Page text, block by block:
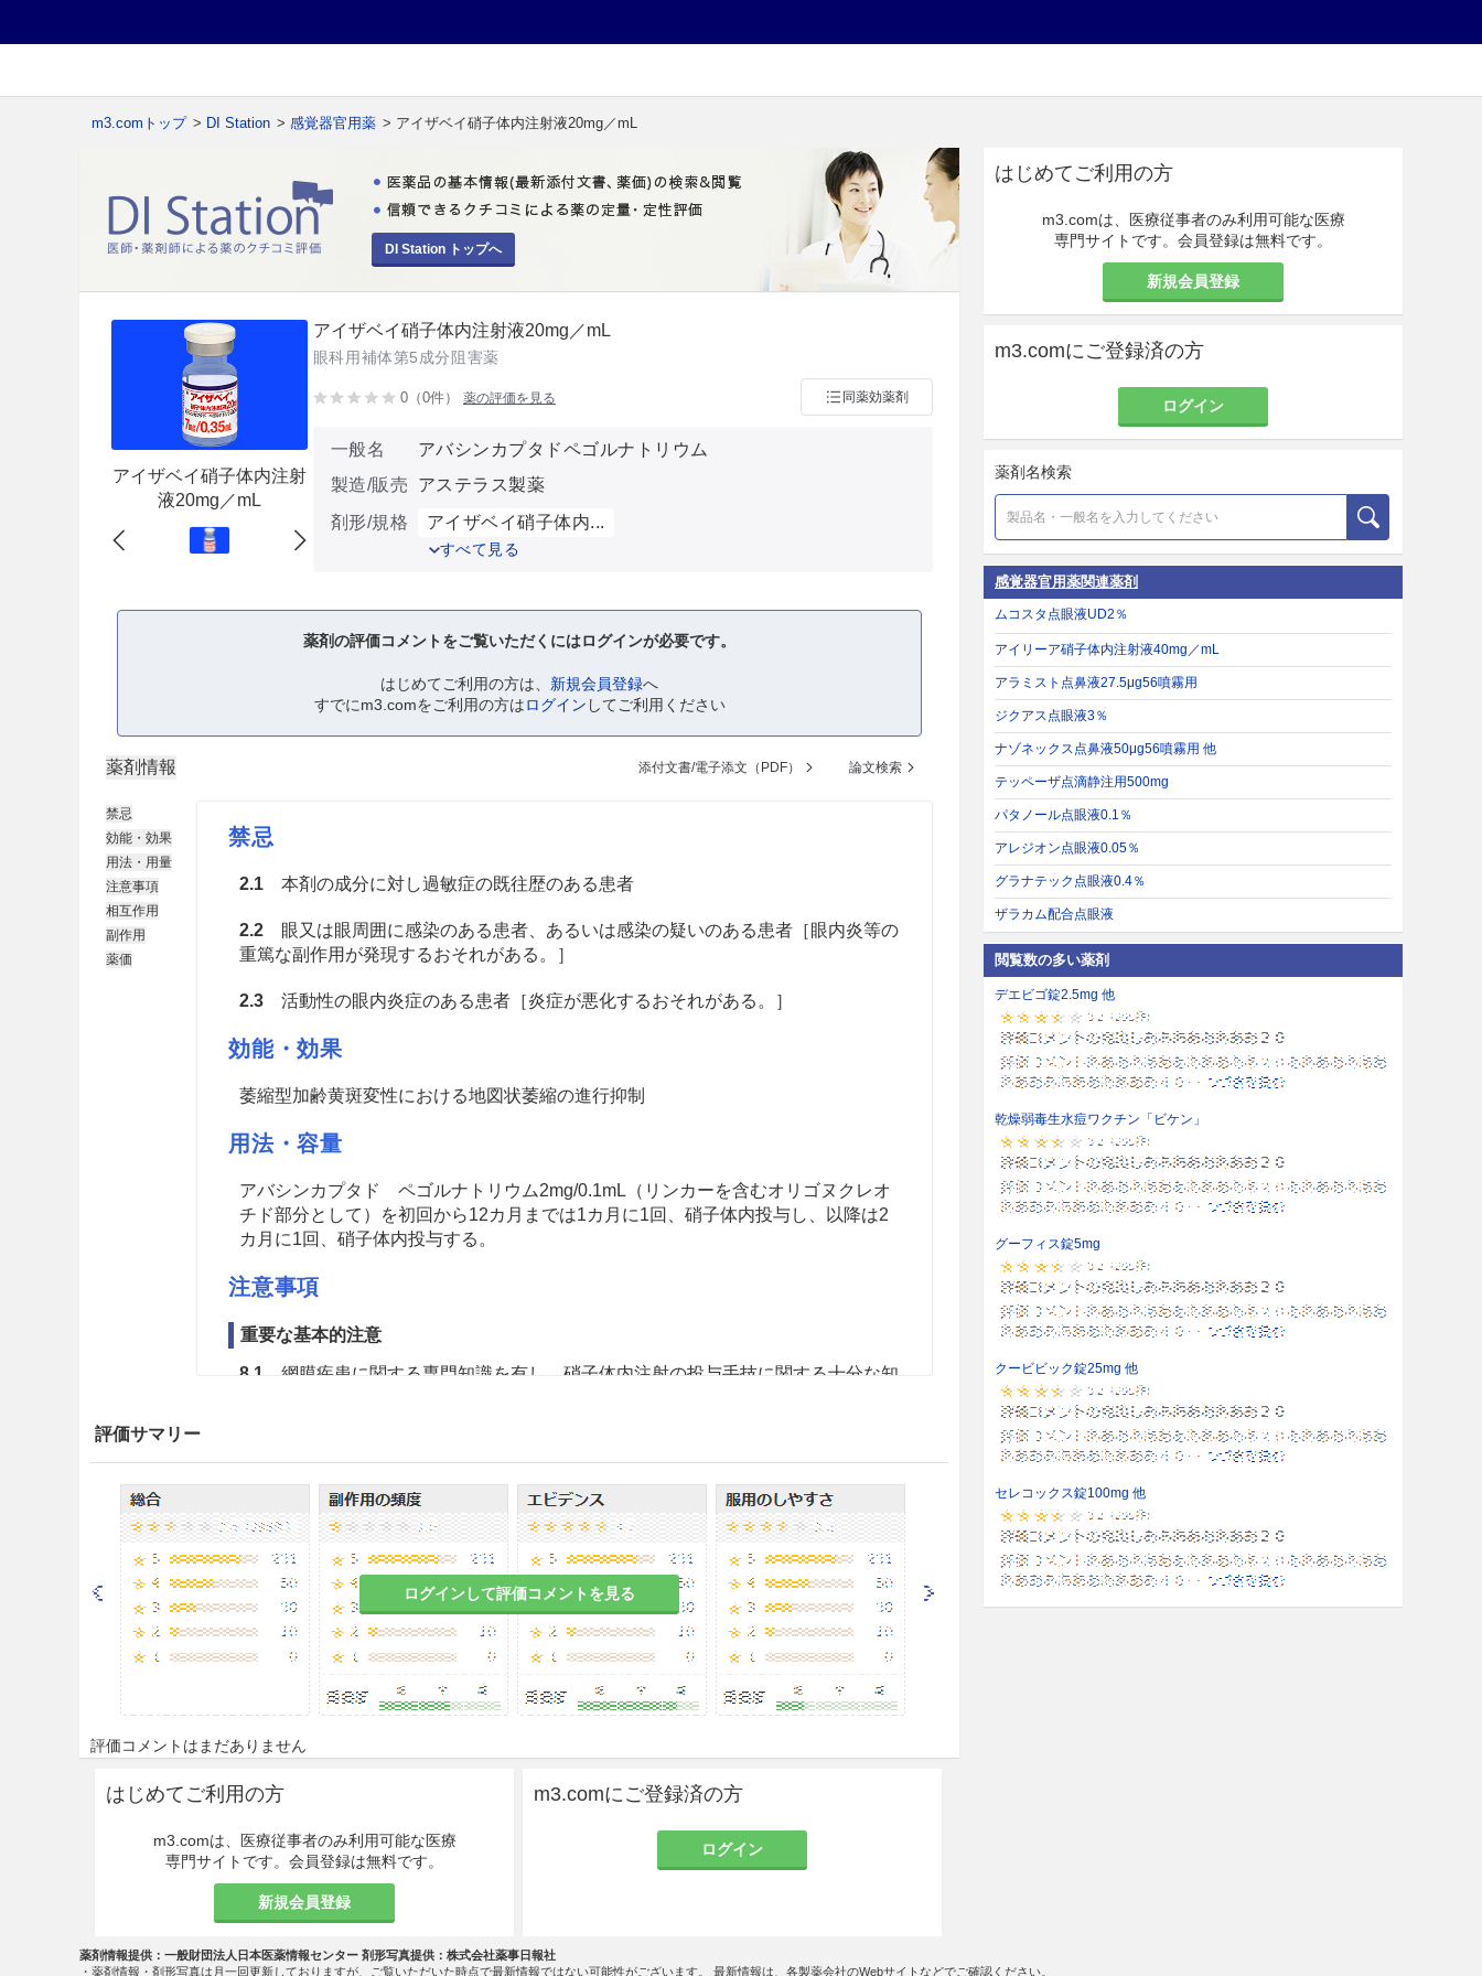
m3.comトップ > DI Station > 感覚器官用薬 > アイザベイ硝子体内注射液20mg／mL
DI Station トップへ
アイザベイ硝子体内注射
液20mg／mL
アイザベイ硝子体内注射液20mg／mL
眼科用補体第5成分阻害薬
0（0件） 薬の評価を見る 同薬効薬剤
一般名
アバシンカプタドペゴルナトリウム
製造/販売
アステラス製薬
剤形/規格
アイザベイ硝子体内...
すべて見る
薬剤の評価コメントをご覧いただくにはログインが必要です。
はじめてご利用の方は、 新規会員登録へ
すでにm3.comをご利用の方はログイン してご利用ください
薬剤情報 添付文書/電子添文（PDF） 論文検索
禁忌
効能・効果
用法・用量
注意事項
相互作用
副作用
薬価
禁忌
2.1本剤の成分に対し過敏症の既往歴のある患者
2.2眼又は眼周囲に感染のある患者、あるいは感染の疑いのある患者［眼内炎等の
重篤な副作用が発現するおそれがある。］
2.3活動性の眼内炎症のある患者［炎症が悪化するおそれがある。］
効能・効果
萎縮型加齢黄斑変性における地図状萎縮の進行抑制
用法・容量
アバシンカプタド ペゴルナトリウム2mg/0.1mL（リンカーを含むオリゴヌクレオ
チド部分として）を初回から12カ月までは1カ月に1回、硝子体内投与し、以降は2
カ月に1回、硝子体内投与する。
注意事項
重要な基本的注意
8.1
網膜疾患に関する専門知識を有し、硝子体内注射の投与手技に関する十分な知
等）への過敏症の既往歴について事前に十分な問診を行うこと。
硝子体内注射の際には、下記の点に注意しながら行うこと。
8.3.1硝子体内注射は、無菌条件下で行うこと（手術用手指消毒を行い、滅菌手
袋、ヨウ素系洗眼殺菌剤、滅菌ドレープ及び滅菌開瞼器等を使用すること）。
8.3.2硝子体内注射前に、十分な麻酔と必要に応じて広域抗菌点眼薬の投与を行
うこと。
添付の専用フィルター付き採液針は、硝子体内注射には絶対に使用しない
と。
8.3.5眼内炎、眼内炎症及び網膜剥離が生じることがある。本剤の硝子体内注射
後、眼内炎、眼内炎症及び網膜剥離を示唆する症状（視力低下、眼痛、充血、羞
明、霧視等）が認められた場合には、迅速かつ適切な治療のため直ちに連絡する
よう患者に指導すること。［11.1.1参照］
8.4硝子体内注射により眼圧が一過性に上昇することがある。本剤の硝子体内注射
評価サマリー
ログインして評価コメントを見る
評価コメントはまだありません
はじめてご利用の方
m3.comは、医療従事者のみ利用可能な医療
専門サイトです。会員登録は無料です。
新規会員登録
m3.comにご登録済の方
ログイン
はじめてご利用の方
m3.comは、医療従事者のみ利用可能な医療
専門サイトです。会員登録は無料です。
新規会員登録
m3.comにご登録済の方
ログイン
薬剤名検索
感覚器官用薬関連薬剤
ムコスタ点眼液UD2％
アイリーア硝子体内注射液40mg／mL
アラミスト点鼻液27.5μg56噴霧用
ジクアス点眼液3％
ナゾネックス点鼻液50μg56噴霧用 他
テッペーザ点滴静注用500mg
パタノール点眼液0.1％
アレジオン点眼液0.05％
グラナテック点眼液0.4％
ザラカム配合点眼液
閲覧数の多い薬剤
デエビゴ錠2.5mg 他
乾燥弱毒生水痘ワクチン「ビケン」
グーフィス錠5mg
クービビック錠25mg 他
セレコックス錠100mg 他
薬剤情報提供：一般財団法人日本医薬情報センター 剤形写真提供：株式会社薬事日報社
・薬剤情報・剤形写真は月一回更新しておりますが、ご覧いただいた時点で最新情報ではない可能性がございます。 最新情報は、各製薬会社のWebサイトなどでご確認ください。